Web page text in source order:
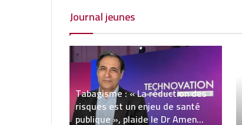
Journal jeunes
Tabagisme : « La réduction des
risques est un enjeu de santé
publique », plaide le Dr Amen